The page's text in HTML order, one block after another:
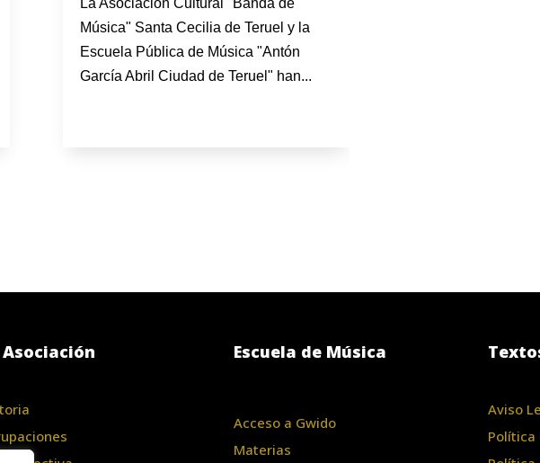
Música" Santa Cecilia de Teruel y la
Escuela Pública de Música "Antón
García Abril Ciudad de Teruel" han...
Asociación Escuela de Música
Acceso a Gwido
Materias
Aviso
Política